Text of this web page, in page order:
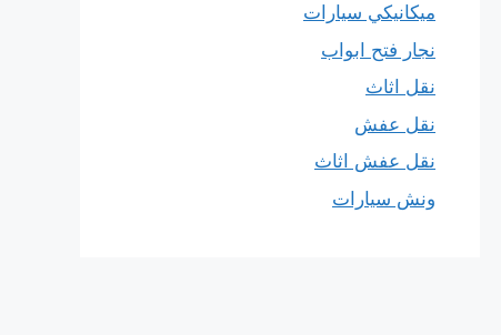
ميكانيكي سيارات
نجار فتح ابواب
نقل اثاث
نقل عفش
نقل عفش اثاث
ونش سيارات